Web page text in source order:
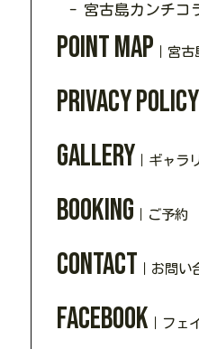
- 宮古島カンチコ
Point Map ｜宮
Privacy policy
Gallery ｜ギャラ
Booking ｜ご予約
Contact ｜お問い
Facebook ｜フェ